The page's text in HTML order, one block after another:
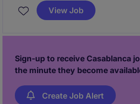
réglementaires, tout en participant
financières et aux projets
View Job
Sign-up to receive Casablanca
the minute they become
Create Job Alert